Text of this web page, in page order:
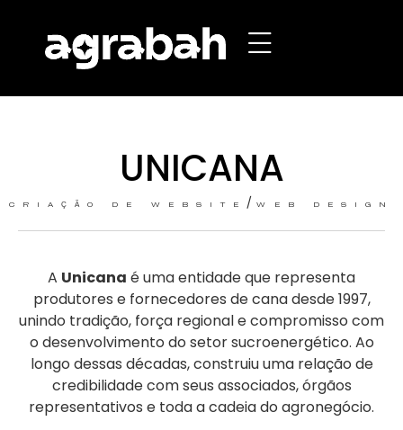
UNICANA
CRIAÇÃO DE WEBSITE / WEB DESIGN
A Unicana é uma entidade que representa
produtores e fornecedores de cana desde 1997,
unindo tradição, força regional e compromisso com
o desenvolvimento do setor sucroenergético. Ao
longo dessas décadas, construiu uma relação de
credibilidade com seus associados, órgãos
representativos e toda a cadeia do agronegócio.